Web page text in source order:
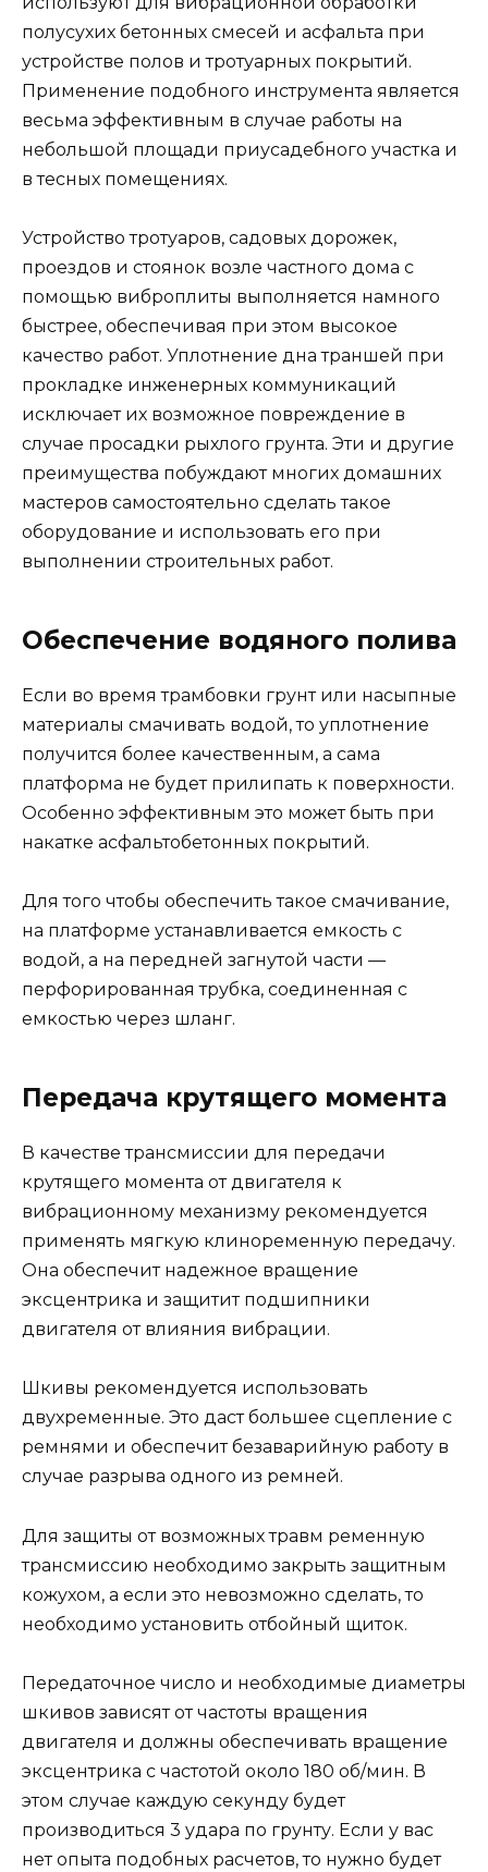
полусухих бетонных смесей и асфальта при
устройстве полов и тротуарных покрытий.
Применение подобного инструмента является
весьма эффективным в случае работы на
небольшой площади приусадебного участка и
в тесных помещениях.
Устройство тротуаров, садовых дорожек,
проездов и стоянок возле частного дома с
помощью виброплиты выполняется намного
быстрее, обеспечивая при этом высокое
качество работ. Уплотнение дна траншей при
прокладке инженерных коммуникаций
исключает их возможное повреждение в
случае просадки рыхлого грунта. Эти и другие
преимущества побуждают многих домашних
мастеров самостоятельно сделать такое
оборудование и использовать его при
выполнении строительных работ.
Обеспечение водяного полива
Если во время трамбовки грунт или насыпные
материалы смачивать водой, то уплотнение
получится более качественным, а сама
платформа не будет прилипать к поверхности.
Особенно эффективным это может быть при
накатке асфальтобетонных покрытий.
Для того чтобы обеспечить такое смачивание,
на платформе устанавливается емкость с
водой, а на передней загнутой части —
перфорированная трубка, соединенная с
емкостью через шланг.
Передача крутящего момента
В качестве трансмиссии для передачи
крутящего момента от двигателя к
вибрационному механизму рекомендуется
применять мягкую клиноременную передачу.
Она обеспечит надежное вращение
эксцентрика и защитит подшипники
двигателя от влияния вибрации.
Шкивы рекомендуется использовать
двухременные. Это даст большее сцепление с
ремнями и обеспечит безаварийную работу в
случае разрыва одного из ремней.
Для защиты от возможных травм ременную
трансмиссию необходимо закрыть защитным
кожухом, а если это невозможно сделать, то
необходимо установить отбойный щиток.
Передаточное число и необходимые диаметры
шкивов зависят от частоты вращения
двигателя и должны обеспечивать вращение
эксцентрика с частотой около 180 об/мин. В
этом случае каждую секунду будет
производиться 3 удара по грунту. Если у вас
нет опыта подобных расчетов, то нужно будет